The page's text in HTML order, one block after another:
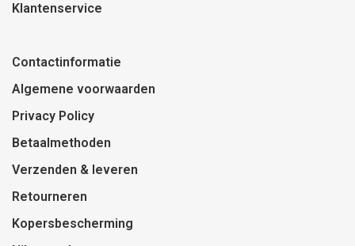
Klantenservice
Contactinformatie
Algemene voorwaarden
Privacy Policy
Betaalmethoden
Verzenden & leveren
Retourneren
Kopersbescherming